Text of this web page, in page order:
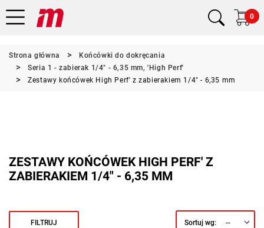
0
Strona główna
Końcówki do dokręcania
Seria 1 - zabierak 1/4" - 6,35 mm, 'High Perf'
Zestawy końcówek High Perf' z zabierakiem 1/4" - 6,35 mm
ZESTAWY KOŃCÓWEK HIGH PERF' Z
ZABIERAKIEM 1/4" - 6,35 MM
FILTRUJ Sortuj wg: --